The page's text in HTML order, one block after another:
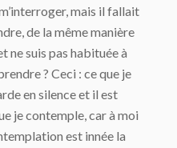
mais il fallait
de la même manière
ne suis pas habi­tuée à
? Ceci : ce que je
en silence et il est
je contemple, car à moi
est innée la